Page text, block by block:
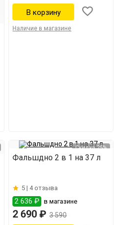
Наличие в магазине
Скидка 25%
Фальшдно 2 в 1 на 37 л
5 | 4 отзыва
2 636 ₽ в магазине
2 690 ₽ 3 590